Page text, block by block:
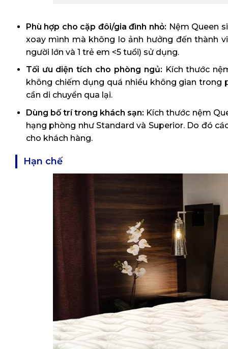
Phù hợp cho cặp đôi/gia đình nhỏ: Nệm Queen
xoay mình mà không lo ảnh hưởng đến thành
người lớn và 1 trẻ em <5 tuổi) sử dụng.
Tối ưu diện tích cho phòng ngủ: Kích thước
không chiếm dụng quá nhiều không gian
cần di chuyển qua lại.
Dùng bố trí trong khách sạn: Kích thước nệm
hạng phòng như Standard và Superior. Do đó
cho khách hàng.
Hạn chế